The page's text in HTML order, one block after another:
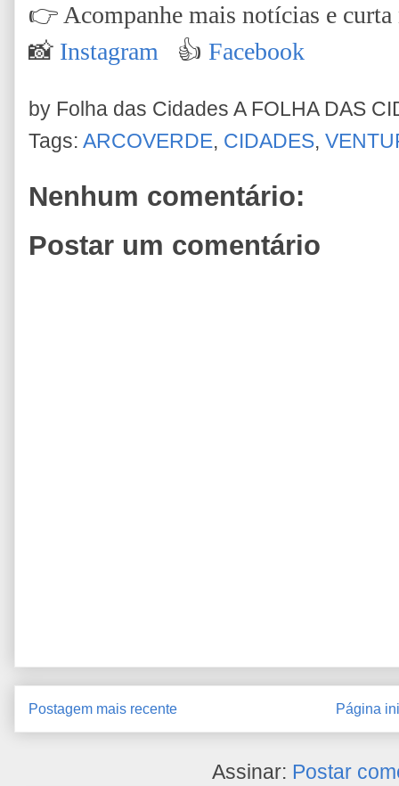
👉 Acompanhe mais notícias e curta
📸 Instagram 👍 Facebook
by Folha das Cidades A FOLHA DAS
Tags: ARCOVERDE, CIDADES,
Nenhum comentário:
Postar um comentário
Postagem mais recente Página
Assinar: Postar